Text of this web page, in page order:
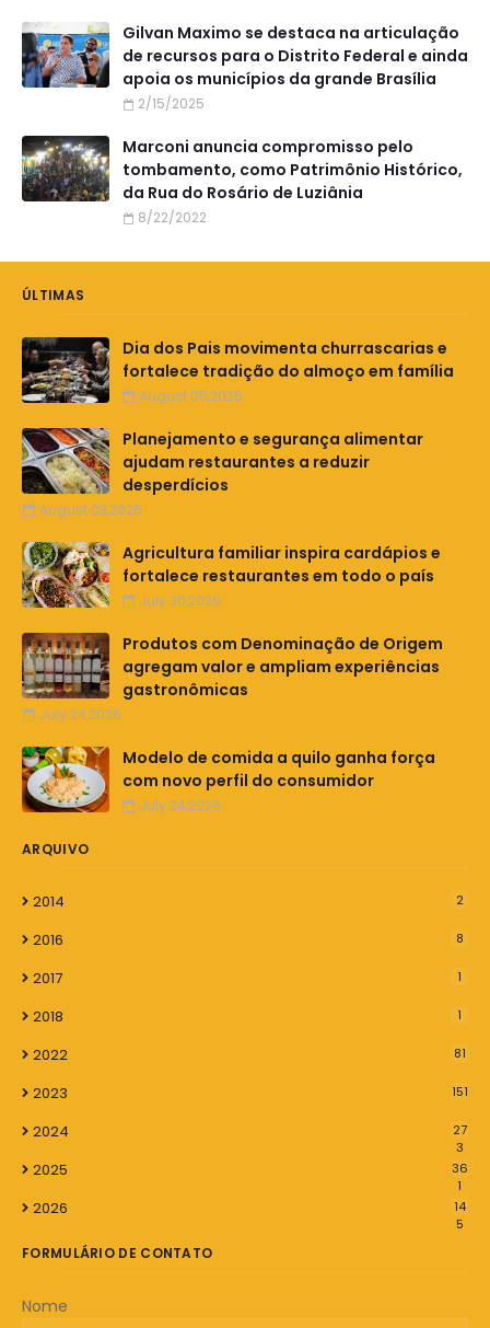
Gilvan Maximo se destaca na articulação
de recursos para o Distrito Federal e ainda
apoia os municípios da grande Brasília
2/15/2025
Marconi anuncia compromisso pelo
tombamento, como Patrimônio Histórico,
da Rua do Rosário de Luziânia
8/22/2022
ÚLTIMAS
Dia dos Pais movimenta churrascarias e
fortalece tradição do almoço em família
August 05,2026
Planejamento e segurança alimentar
ajudam restaurantes a reduzir
desperdícios
August 03,2026
Agricultura familiar inspira cardápios e
fortalece restaurantes em todo o país
July 30,2026
Produtos com Denominação de Origem
agregam valor e ampliam experiências
gastronômicas
July 24,2026
Modelo de comida a quilo ganha força
com novo perfil do consumidor
July 24,2026
ARQUIVO
2014 2
2016 8
2017 1
2018 1
2022 81
2023 151
2024
27
3
2025
36
1
2026
14
5
FORMULÁRIO DE CONTATO
Nome